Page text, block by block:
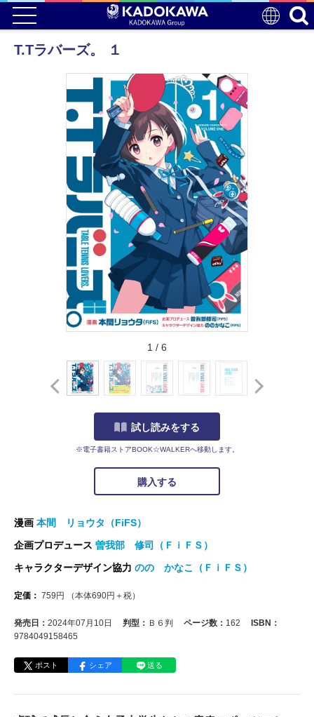
T.Tラバーズ。 １
1 / 6
試し読みをする
※電子書籍ストアBOOK☆WALKERへ移動します。
購入する
漫画 本間 リョウタ（FiFS）
企画プロデュース 曽我部 修司（ＦｉＦＳ）
キャラクターデザイン協力 のの かなこ（ＦｉＦＳ）
定価： 759 円 （本体690円＋税）
発売日： 2024年07月10日 判型： Ｂ６判 ページ数： 162
ISBN：
9784049158465
ポスト シェア 送る